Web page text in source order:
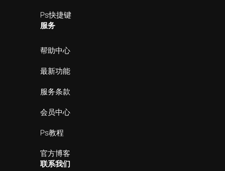
Ps快捷键
服务
帮助中心
最新功能
服务条款
会员中心
Ps教程
官方博客
联系我们